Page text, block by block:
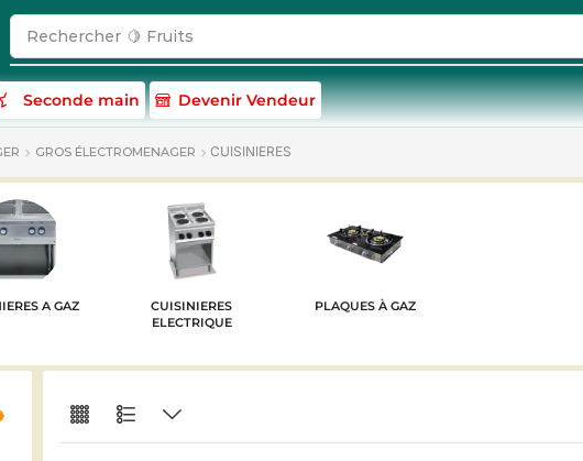
Rechercher 🥛 Milk
Seconde main Devenir Vendeur
GROS ÉLECTROMENAGER CUISINIERES
A GAZ
CUISINIERES
ELECTRIQUE
PLAQUES À GAZ